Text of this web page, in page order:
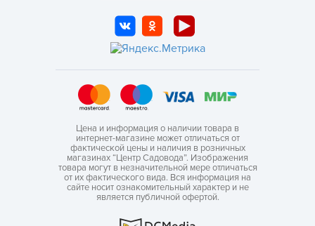
Цена и информация о наличии товара в
интернет-магазине может отличаться от
фактической цены и наличия в розничных
магазинах “Центр Садовода”. Изображения
товара могут в незначительной мере отличаться
от их фактического вида. Вся информация на
сайте носит ознакомительный характер и не
является публичной офертой.